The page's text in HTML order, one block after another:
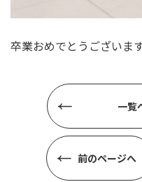
卒業おめでとうございま
前のページへ
一覧